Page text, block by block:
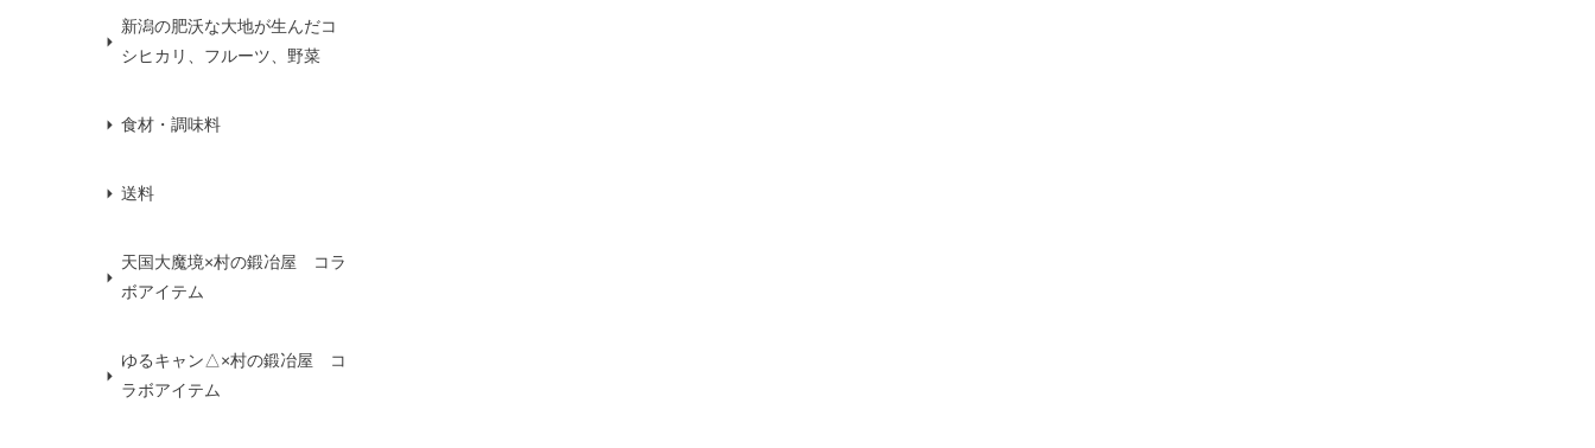
新潟の肥沃な大地が生んだコ
シヒカリ、フルーツ、野菜
食材・調味料
送料
天国大魔境×村の鍛冶屋 コラ
ボアイテム
ゆるキャン△×村の鍛冶屋 コ
ラボアイテム